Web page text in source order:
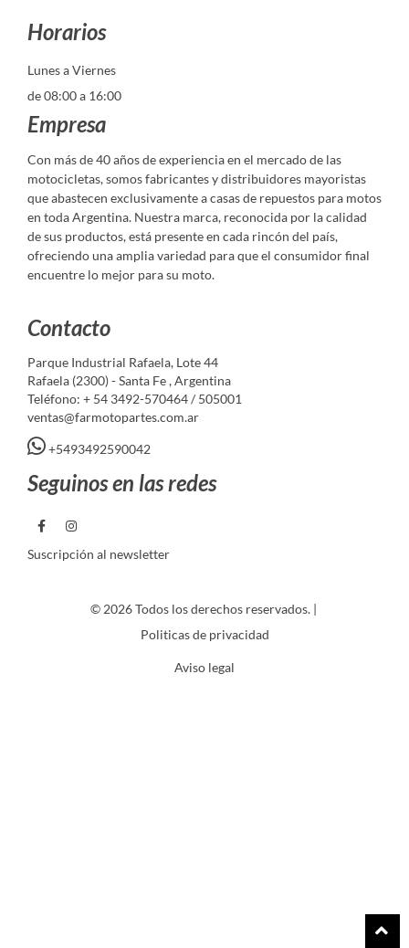
Horarios
Lunes a Viernes
de 08:00 a 16:00
Empresa
Con más de 40 años de experiencia en el mercado de las
motocicletas, somos fabricantes y distribuidores mayoristas
que abastecen exclusivamente a casas de repuestos para motos
en toda Argentina. Nuestra marca, reconocida por la calidad
de sus productos, está presente en cada rincón del país,
ofreciendo una amplia variedad para que el consumidor final
encuentre lo mejor para su moto.
Contacto
Parque Industrial Rafaela, Lote 44
Rafaela (2300) - Santa Fe , Argentina
Teléfono: + 54 3492-570464 / 505001
ventas@farmotopartes.com.ar
+5493492590042
Seguinos en las redes
Suscripción al newsletter
© 2026 Todos los derechos reservados. |
Politicas de privacidad
Aviso legal